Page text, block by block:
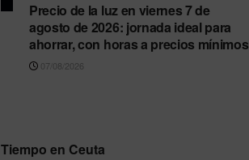
Precio de la luz en viernes 7 de
agosto de 2026: jornada ideal para
ahorrar, con horas a precios mínimos
07/08/2026
Tiempo en Ceuta